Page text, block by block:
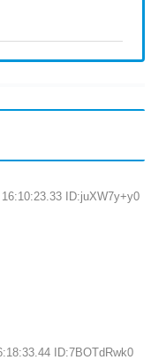
ID:juXW7y+y0
ID:7BOTdRwk0